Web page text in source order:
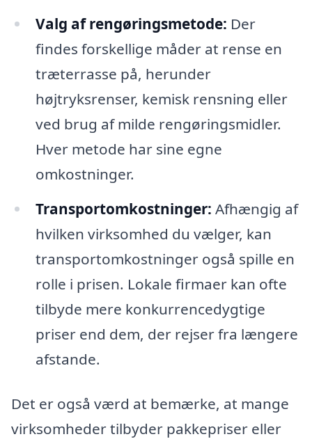
Valg af rengøringsmetode: Der
findes forskellige måder at rense en
træterrasse på, herunder
højtryksrenser, kemisk rensning eller
ved brug af milde rengøringsmidler.
Hver metode har sine egne
omkostninger.
Transportomkostninger: Afhængig af
hvilken virksomhed du vælger, kan
transportomkostninger også spille en
rolle i prisen. Lokale firmaer kan ofte
tilbyde mere konkurrencedygtige
priser end dem, der rejser fra længere
afstande.
Det er også værd at bemærke, at mange
virksomheder tilbyder pakkepriser eller